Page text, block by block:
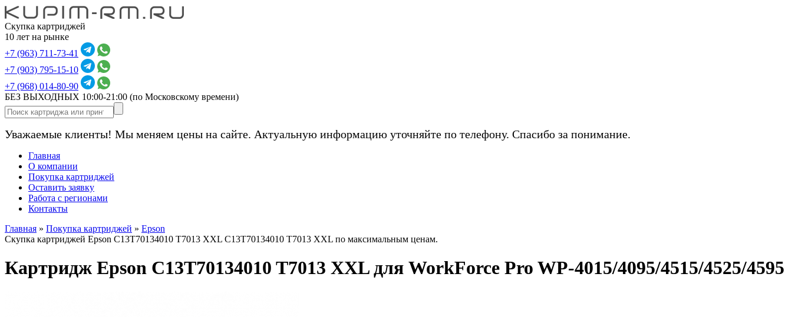
Скупка картриджей
10 лет на рынке
+7 (963) 711-73-41
+7 (903) 795-15-10
+7 (968) 014-80-90
БЕЗ ВЫХОДНЫХ 10:00-21:00 (по Московскому времени)
Уважаемые клиенты! Мы меняем цены на сайте. Актуальную информацию уточняйте по телефону. Спасибо за понимание.
Главная
О компании
Покупка картриджей
Оставить заявку
Работа с регионами
Контакты
Главная » Покупка картриджей » Epson
Скупка картриджей Epson C13T70134010 T7013 XXL C13T70134010 T7013 XXL по максимальным ценам.
Картридж Epson C13T70134010 T7013 XXL для WorkForce Pro WP-4015/4095/4515/4525/4595